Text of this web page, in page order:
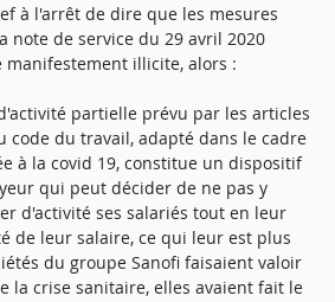
à l'arrêt de dire que les mesures
note de service du 29 avril 2020
illicite, alors :
partielle prévu par les articles
code du travail, adapté dans le cadre
à la covid 19, constitue un dispositif
qui peut décider de ne pas y
d'activité ses salariés tout en leur
de leur salaire, ce qui leur est plus
du groupe Sanofi faisaient valoir
la crise sanitaire, elles avaient fait le